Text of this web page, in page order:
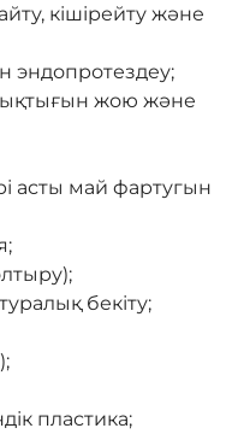
кішірейту және
эндопротездеу;
жою және
асты май фартугын
бекіту;
пластика;